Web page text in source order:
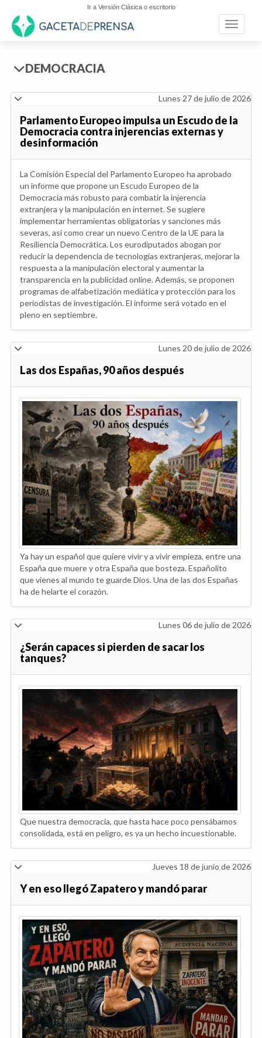
Ir a Versión Clásica o escritorio
Toggle
DEMOCRACIA
Lunes 27 de julio de 2026
Parlamento Europeo impulsa un Escudo de la
Democracia contra injerencias externas y
desinformación
La Comisión Especial del Parlamento Europeo ha aprobado
un informe que propone un Escudo Europeo de la
Democracia más robusto para combatir la injerencia
extranjera y la manipulación en internet. Se sugiere
implementar herramientas obligatorias y sanciones más
severas, así como crear un nuevo Centro de la UE para la
Resiliencia Democrática. Los eurodiputados abogan por
reducir la dependencia de tecnologías extranjeras, mejorar la
respuesta a la manipulación electoral y aumentar la
transparencia en la publicidad online. Además, se proponen
programas de alfabetización mediática y protección para los
periodistas de investigación. El informe será votado en el
pleno en septiembre.
Lunes 20 de julio de 2026
Las dos Españas, 90 años después
Ya hay un español que quiere vivir y a vivir empieza, entre una
España que muere y otra España que bosteza. Españolito
que vienes al mundo te guarde Dios. Una de las dos Españas
ha de helarte el corazón.
Lunes 06 de julio de 2026
¿Serán capaces si pierden de sacar los
tanques?
Que nuestra democracia, que hasta hace poco pensábamos
consolidada, está en peligro, es ya un hecho incuestionable.
Jueves 18 de junio de 2026
Y en eso llegó Zapatero y mandó parar